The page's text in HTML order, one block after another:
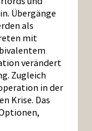
Übergänge
als
mit
verändert
Zugleich
in der
Krise. Das